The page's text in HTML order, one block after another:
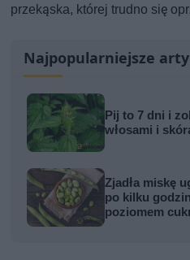
przekąska, której trudno się
Najpopularniejsze
Pij to 7 dni i
włosami i
Zjadła miskę
po kilku
poziomem